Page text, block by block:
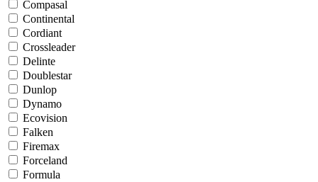
Compasal
Continental
Cordiant
Crossleader
Delinte
Doublestar
Dunlop
Dynamo
Ecovision
Falken
Firemax
Forceland
Formula